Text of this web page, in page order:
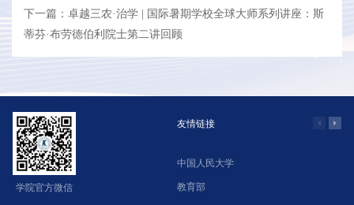
下一篇：卓越三农·治学 | 国际暑期学校全球大师系列讲座：斯
蒂芬·布劳德伯利院士第二讲回顾
学院官方微信
友情链接
中国人民大学
教育部